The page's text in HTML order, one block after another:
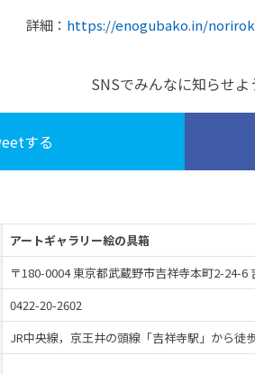
詳細： https://enogubako.in/
SNSでみんなに知らせよ
する
アートギャラリー絵の具箱
〒180-0004 東京都武蔵野市吉祥寺本町2-24-6
0422-20-2602
JR中央線，京王井の頭線「吉祥寺駅」から徒